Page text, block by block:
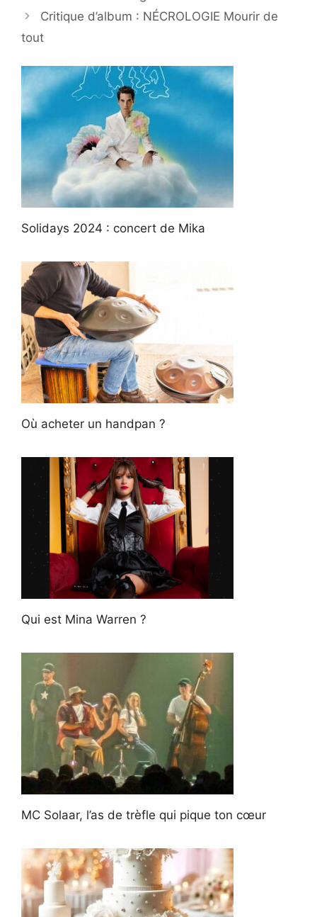
Critique d’album : NÉCROLOGIE Mourir de
tout
Solidays 2024 : concert de Mika
Où acheter un handpan ?
Qui est Mina Warren ?
MC Solaar, l’as de trèfle qui pique ton cœur